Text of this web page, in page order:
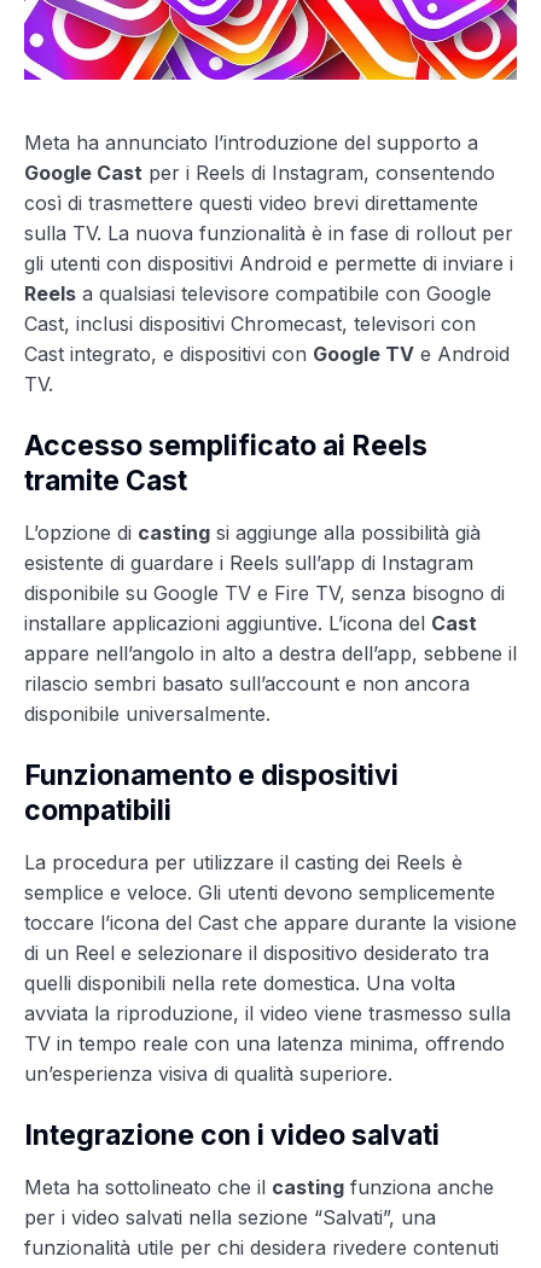
Meta ha annunciato l’introduzione del supporto a
Google Cast per i Reels di Instagram, consentendo
così di trasmettere questi video brevi direttamente
sulla TV. La nuova funzionalità è in fase di rollout per
gli utenti con dispositivi Android e permette di inviare i
Reels a qualsiasi televisore compatibile con Google
Cast, inclusi dispositivi Chromecast, televisori con
Cast integrato, e dispositivi con Google TV e Android
TV.
Accesso semplificato ai Reels
tramite Cast
L’opzione di casting si aggiunge alla possibilità già
esistente di guardare i Reels sull’app di Instagram
disponibile su Google TV e Fire TV, senza bisogno di
installare applicazioni aggiuntive. L’icona del Cast
appare nell’angolo in alto a destra dell’app, sebbene il
rilascio sembri basato sull’account e non ancora
disponibile universalmente.
Funzionamento e dispositivi
compatibili
La procedura per utilizzare il casting dei Reels è
semplice e veloce. Gli utenti devono semplicemente
toccare l’icona del Cast che appare durante la visione
di un Reel e selezionare il dispositivo desiderato tra
quelli disponibili nella rete domestica. Una volta
avviata la riproduzione, il video viene trasmesso sulla
TV in tempo reale con una latenza minima, offrendo
un’esperienza visiva di qualità superiore.
Integrazione con i video salvati
Meta ha sottolineato che il casting funziona anche
per i video salvati nella sezione “Salvati”, una
funzionalità utile per chi desidera rivedere contenuti